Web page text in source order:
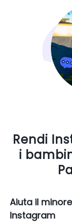
Rendi
i
Aiuta il
Instagram